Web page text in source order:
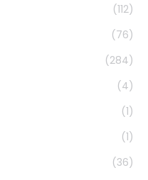
(112)
(76)
(284)
(4)
(1)
(1)
(36)